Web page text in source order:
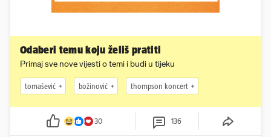
Odaberi temu koju želiš pratiti
Primaj sve nove vijesti o temi i budi u tijeku
tomašević božinović thompson koncert
30 136